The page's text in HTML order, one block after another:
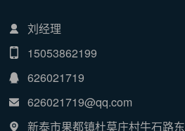
刘经理
15053862199
626021719
626021719@qq.com
新泰市果都镇杜莫庄村牛石路东